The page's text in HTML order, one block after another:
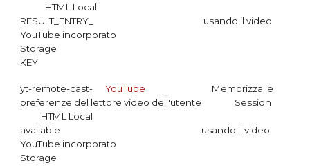
HTML Local
RESULT_ENTRY_ usando il video
YouTube incorporato
Storage
KEY
yt-remote-cast-YouTube
Memorizza le
preferenze del lettore video dell'utente Session
HTML Local
available usando il video
YouTube incorporato
Storage